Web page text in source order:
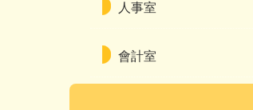
人事室
會計室